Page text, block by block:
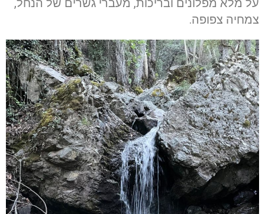
על מלא מפלונים ובריכות, מעברי גשרים של הנחל,
צמחיה צפופה.